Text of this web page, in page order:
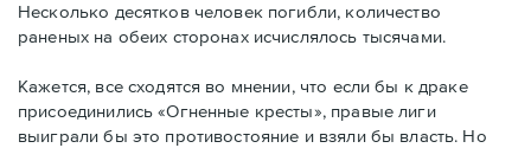
Несколько десятков человек погибли, количество
раненых на обеих сторонах исчислялось тысячами.
Кажется, все сходятся во мнении, что если бы к драке
присоединились «Огненные кресты», правые лиги
выиграли бы это противостояние и взяли бы власть. Но